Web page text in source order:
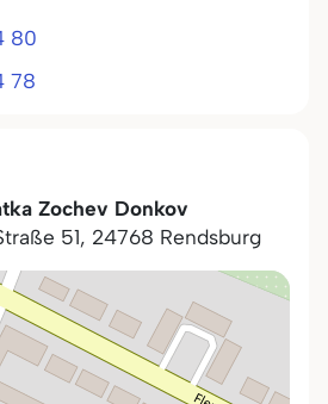
Zochev Donkov
51, 24768 Rendsburg
80
78